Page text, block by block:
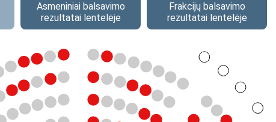
Asmeniniai balsavimo
rezultatai lentelėje
Frakcijų balsavimo
rezultatai lentelėje